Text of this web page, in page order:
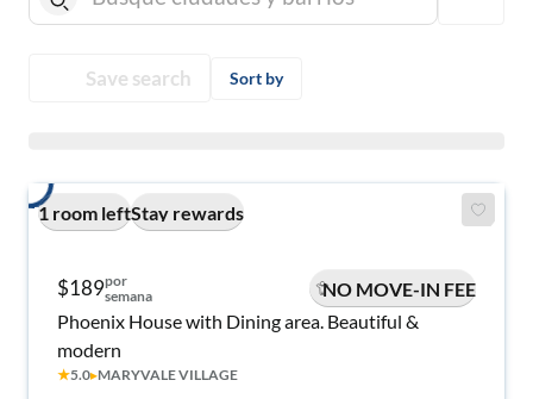
Save search Sort by
1 room leftStay rewards
$189por
semana
NO MOVE-IN FEE
Phoenix House with Dining area. Beautiful &
modern
★5.0▸MARYVALE VILLAGE